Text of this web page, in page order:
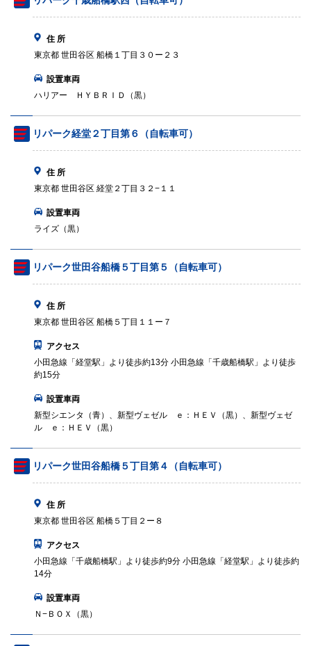
住 所
東京都 世田谷区 船橋１丁目３０ー２３
設置車両
ハリアー ＨＹＢＲＩＤ（黒）
リパーク経堂２丁目第６（自転車可）
住 所
東京都 世田谷区 経堂２丁目３２−１１
設置車両
ライズ（黒）
リパーク世田谷船橋５丁目第５（自転車可）
住 所
東京都 世田谷区 船橋５丁目１１ー７
アクセス
小田急線「経堂駅」より徒歩約13分 小田急線「千歳船橋駅」より徒歩
約15分
設置車両
新型シエンタ（青）、新型ヴェゼル ｅ：ＨＥＶ（黒）、新型ヴェゼ
ル ｅ：ＨＥＶ（黒）
リパーク世田谷船橋５丁目第４（自転車可）
住 所
東京都 世田谷区 船橋５丁目２ー８
アクセス
小田急線「千歳船橋駅」より徒歩約9分 小田急線「経堂駅」より徒歩約
14分
設置車両
Ｎ−ＢＯＸ（黒）